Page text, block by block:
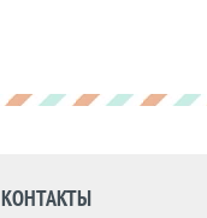
КОНТАКТЫ